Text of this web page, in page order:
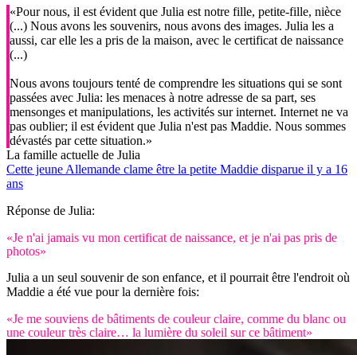
«Pour nous, il est évident que Julia est notre fille, petite-fille, nièce
(...) Nous avons les souvenirs, nous avons des images. Julia les a
aussi, car elle les a pris de la maison, avec le certificat de naissance
(...)
Nous avons toujours tenté de comprendre les situations qui se sont
passées avec Julia: les menaces à notre adresse de sa part, ses
mensonges et manipulations, les activités sur internet. Internet ne va
pas oublier; il est évident que Julia n'est pas Maddie. Nous sommes
dévastés par cette situation.»
La famille actuelle de Julia
Cette jeune Allemande clame être la petite Maddie disparue il y a 16
ans
Réponse de Julia:
«Je n'ai jamais vu mon certificat de naissance, et je n'ai pas pris de
photos»
Julia a un seul souvenir de son enfance, et il pourrait être l'endroit où
Maddie a été vue pour la dernière fois:
«Je me souviens de bâtiments de couleur claire, comme du blanc ou
une couleur très claire… la lumière du soleil sur ce bâtiment»